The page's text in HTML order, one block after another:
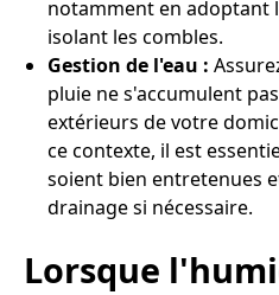
notamment en adoptant
isolant les combles.
Gestion de l'eau :
pluie ne s'accumulent
extérieurs de votre
ce contexte, il est
soient bien entretenues
drainage si nécessaire.
Lorsque